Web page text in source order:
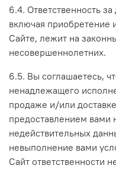
6.4. Ответственность
включая приобретение
Сайте, лежит на
несовершеннолетних.
6.5. Вы соглашаетесь,
ненадлежащего
продаже и/или
предоставлением вами
недействительных
невыполнение вами
Сайт ответственности